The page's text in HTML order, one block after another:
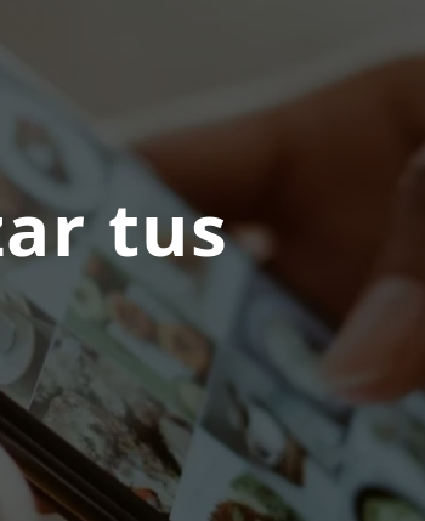
tus